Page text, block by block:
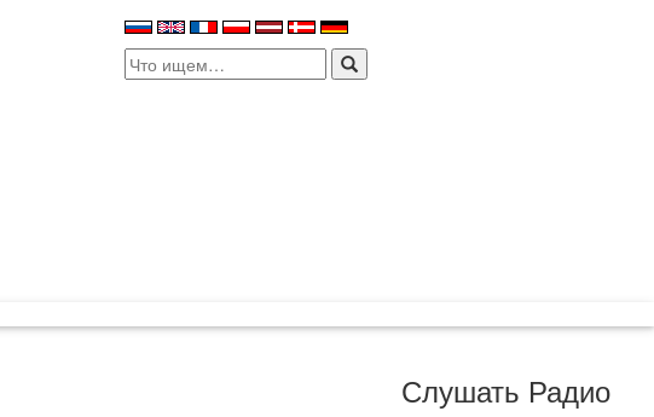
Search
for:
Слушать Радио